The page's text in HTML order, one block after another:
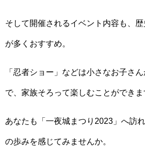
そして開催されるイベント内容も、
が多くおすすめ。
「忍者ショー」などは小さなお子さ
で、家族そろって楽しむことができま
あなたも「一夜城まつり2023」へ訪
の歩みを感じてみませんか。